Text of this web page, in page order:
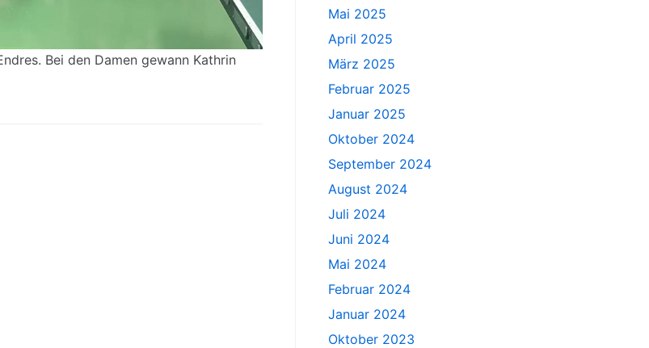
Bei den Damen gewann Kathrin
Mai 2025
April 2025
März 2025
Februar 2025
Januar 2025
Oktober 2024
September 2024
August 2024
Juli 2024
Juni 2024
Mai 2024
Februar 2024
Januar 2024
Oktober 2023